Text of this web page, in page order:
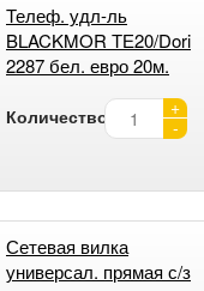
Телеф. удл-ль
BLACKMOR ТЕ20/Dori
2287 бел. евро 20м.
Количество:
+
-
Сетевая вилка
универсал. прямая с/з